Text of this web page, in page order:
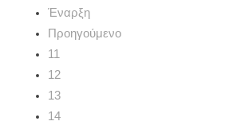
Έναρξη
Προηγούμενο
11
12
13
14